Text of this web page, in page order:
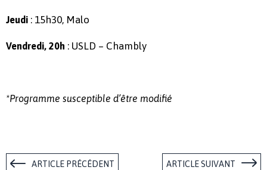
Jeudi : 15h30, Malo
Vendredi, 20h : USLD – Chambly
*Programme susceptible d’être modifié
ARTICLE PRÉCÉDENT ARTICLE SUIVANT